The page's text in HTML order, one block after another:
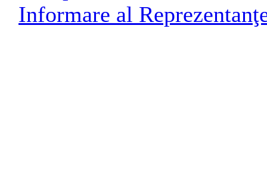
Informare al